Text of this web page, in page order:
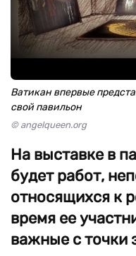
Ватикан впервые
свой павильон
© angelqueen.org
На выставке в
будет работ,
относящихся к
время ее
важные с точки